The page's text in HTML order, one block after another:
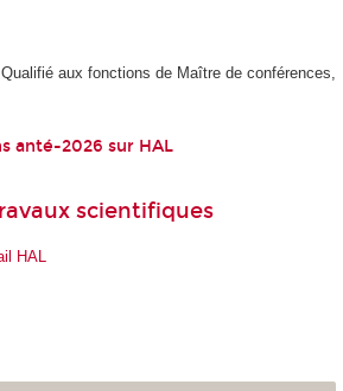
aux fonctions de Maître de conférences,
anté-2026 sur HAL
scientifiques
HAL